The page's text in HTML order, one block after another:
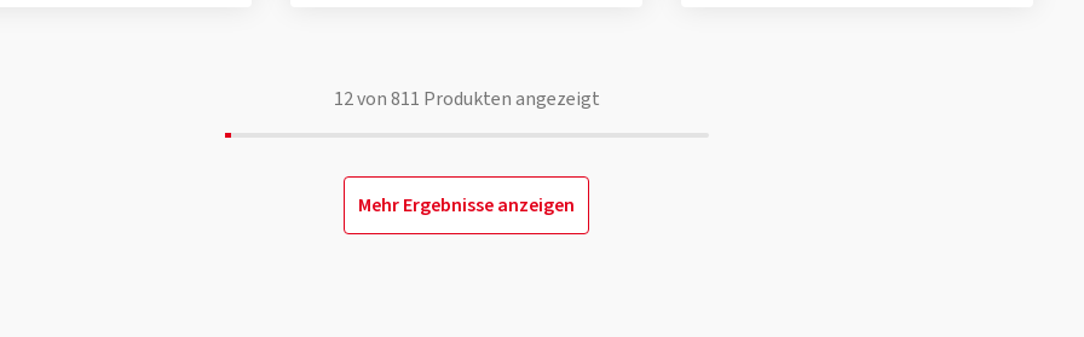
12von811 Produkten angezeigt
Mehr Ergebnisse anzeigen